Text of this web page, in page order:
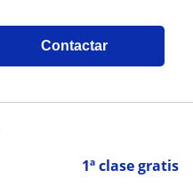
Contactar
1ª clase gratis